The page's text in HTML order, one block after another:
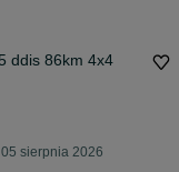
ddis 86km 4x4
sierpnia 2026